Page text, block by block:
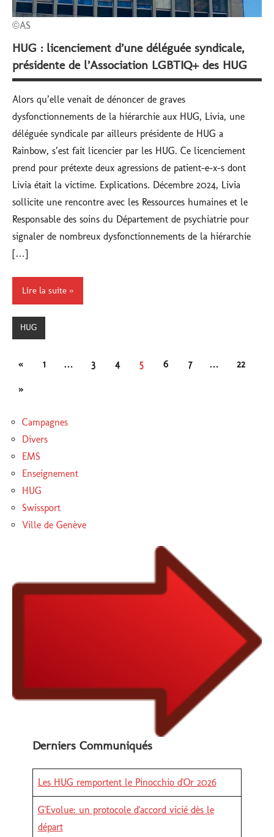
©AS
HUG : licenciement d’une déléguée syndicale,
présidente de l’Association LGBTIQ+ des HUG
Alors qu’elle venait de dénoncer de graves
dysfonctionnements de la hiérarchie aux HUG, Livia, une
déléguée syndicale par ailleurs présidente de HUG a
Rainbow, s’est fait licencier par les HUG. Ce licenciement
prend pour prétexte deux agressions de patient-e-x-s dont
Livia était la victime. Explications. Décembre 2024, Livia
sollicite une rencontre avec les Ressources humaines et le
Responsable des soins du Département de psychiatrie pour
signaler de nombreux dysfonctionnements de la hiérarchie
[…]
Lire la suite
HUG
Pagination
«Publications
1 … 3 4 5 6 7 … 22
Articles
»
Campagnes
Divers
EMS
Enseignement
HUG
Swissport
Ville de Genève
Derniers Communiqués
Les HUG remportent le Pinocchio d'Or 2026
G'Evolue: un protocole d'accord vicié dès le
départ